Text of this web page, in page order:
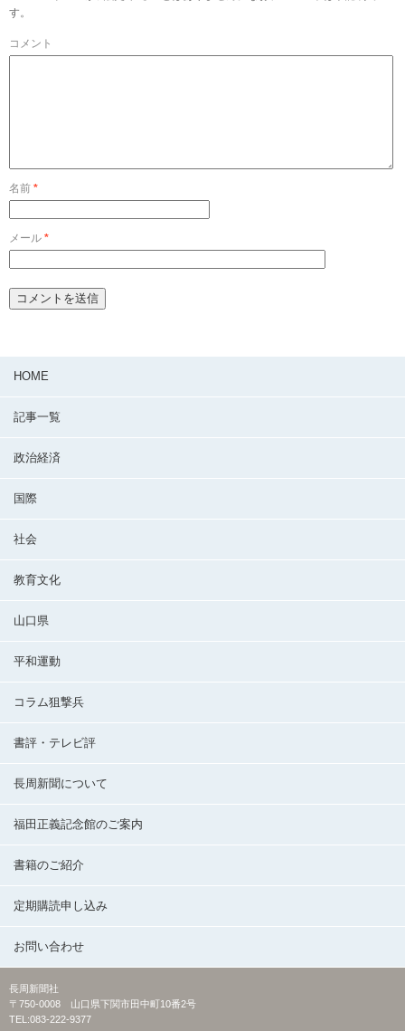
す。
コメント
名前 *
メール *
HOME
記事一覧
政治経済
国際
社会
教育文化
山口県
平和運動
コラム狙撃兵
書評・テレビ評
長周新聞について
福田正義記念館のご案内
書籍のご紹介
定期購読申し込み
お問い合わせ
長周新聞社
〒750-0008 山口県下関市田中町10番2号
TEL:083-222-9377